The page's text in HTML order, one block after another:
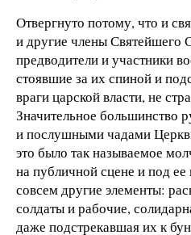
Отвергнуто потому, что и
и другие члены Святейшего
предводители и участники
стоявшие за их спиной и
враги царской власти, не
Значительное большинство
и послушными чадами
это было так называемое
на публичной сцене и под
совсем другие элементы:
солдаты и рабочие,
даже подстрекавшая их к